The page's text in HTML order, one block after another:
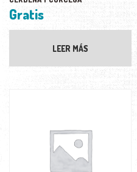
Gratis
LEER MÁS